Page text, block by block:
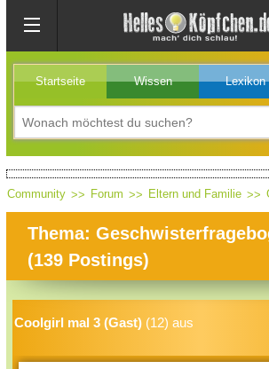
Startseite Wissen Lexikon
Community Forum Eltern und Familie
Thema:
(139 Postings)
Coolgirl mal 3 (Gast) (12) aus